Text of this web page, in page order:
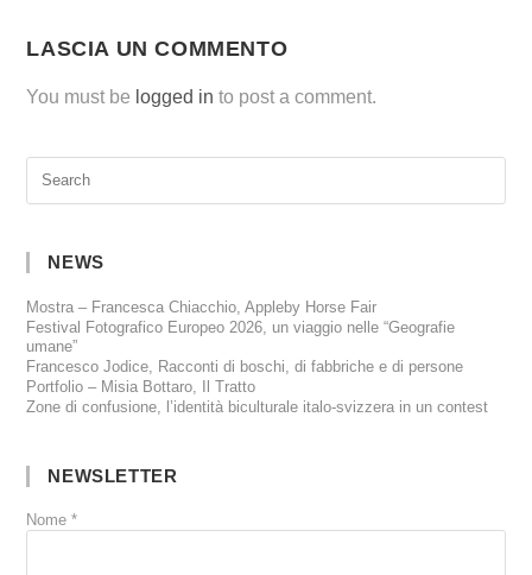
LASCIA UN COMMENTO
You must be logged in to post a comment.
NEWS
Mostra – Francesca Chiacchio, Appleby Horse Fair
Festival Fotografico Europeo 2026, un viaggio nelle “Geografie
umane”
Francesco Jodice, Racconti di boschi, di fabbriche e di persone
Portfolio – Misia Bottaro, Il Tratto
Zone di confusione, l’identità biculturale italo-svizzera in un contest
NEWSLETTER
Nome*